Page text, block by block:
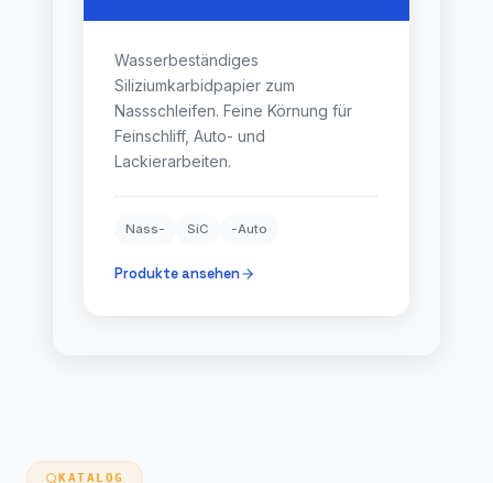
Wasserbeständiges
Siliziumkarbidpapier zum
Nassschleifen. Feine Körnung für
Feinschliff, Auto- und
Lackierarbeiten.
Nass- SiC -Auto
Produkte ansehen
KATALOG